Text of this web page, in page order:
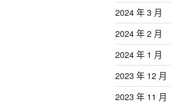
2024 年 3 月
2024 年 2 月
2024 年 1 月
2023 年 12 月
2023 年 11 月